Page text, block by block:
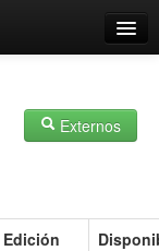
Externos
Edición